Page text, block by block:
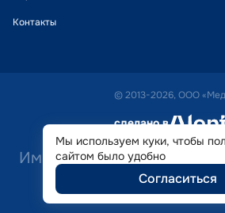
Контакты
© 2013-2026, ООО
сделано в alente
Имеются
консультация
Мы используем куки, чтобы
сайтом было удобно
Согласиться